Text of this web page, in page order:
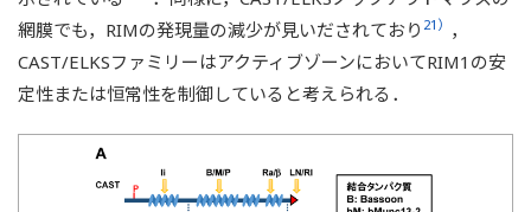
網膜でも，RIMの発現量の減少が見いだされており 21） ，
CAST/ELKSファミリーはアクティブゾーンにおいてRIM1の安
定性または恒常性を制御していると考えられる．